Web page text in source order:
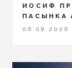
ИОСИФ
ПАСЫНКА
06.08.2026